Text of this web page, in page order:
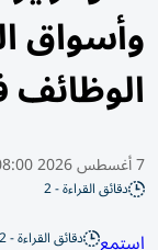
وأسواق
الوظائف
7 أغسطس 2026 08:00 صباحًا
دقائق القراءة - 2
دقائق القراءة - 2